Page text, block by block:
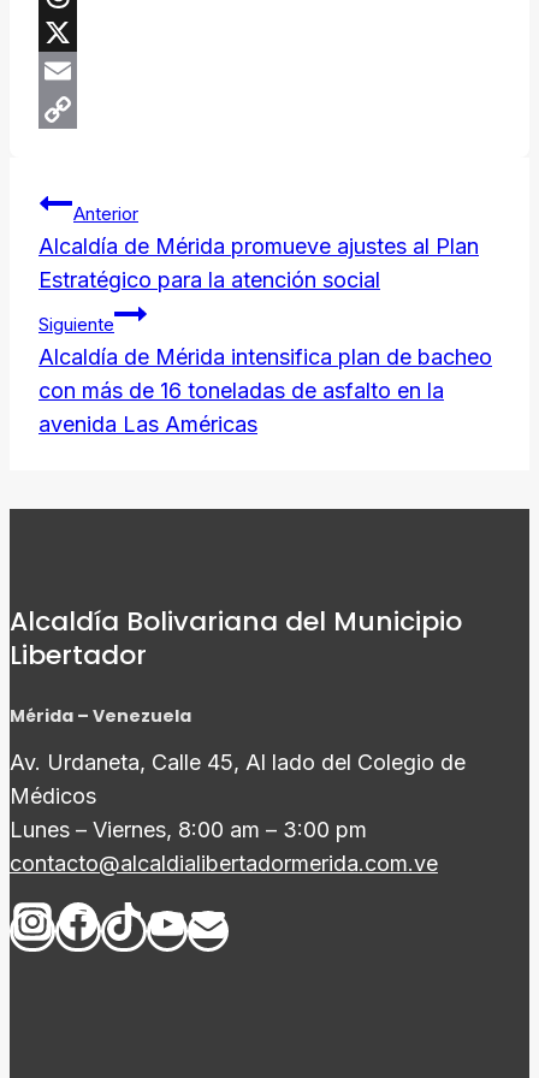
Threads
X
Email
Navegación
de
entradas
Anterior
Alcaldía de Mérida promueve ajustes al Plan
Estratégico para la atención social
Siguiente
Alcaldía de Mérida intensifica plan de bacheo
con más de 16 toneladas de asfalto en la
avenida Las Américas
Alcaldía Bolivariana del Municipio
Libertador
Mérida – Venezuela
Av. Urdaneta, Calle 45, Al lado del Colegio de
Médicos
Lunes – Viernes, 8:00 am – 3:00 pm
contacto@alcaldialibertadormerida.com.ve